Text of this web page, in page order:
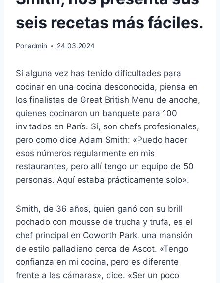
seis recetas más fáciles.
Poradmin 24.03.2024
Si alguna vez has tenido dificultades para
cocinar en una cocina desconocida, piensa en
los finalistas de Great British Menu de anoche,
quienes cocinaron un banquete para 100
invitados en París. Sí, son chefs profesionales,
pero como dice Adam Smith: «Puedo hacer
esos números regularmente en mis
restaurantes, pero allí tengo un equipo de 50
personas. Aquí estaba prácticamente solo».
Smith, de 36 años, quien ganó con su brill
pochado con mousse de trucha y trufa, es el
chef principal en Coworth Park, una mansión
de estilo palladiano cerca de Ascot. «Tengo
confianza en mi cocina, pero es diferente
frente a las cámaras», dice. «Ser un poco